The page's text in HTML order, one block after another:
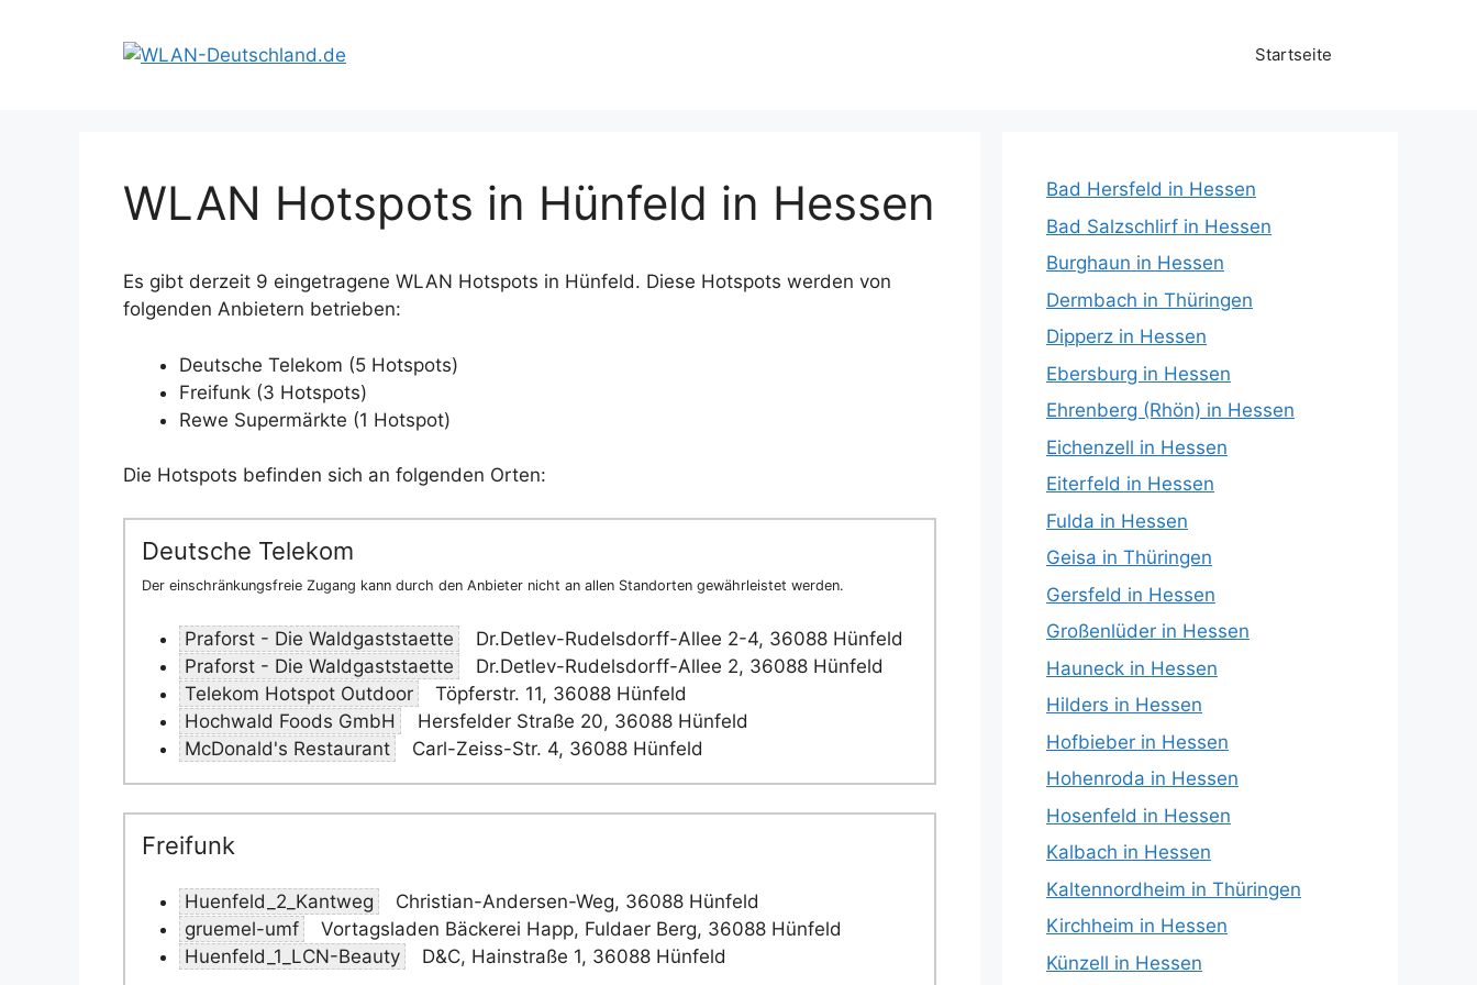
Startseite
WLAN Hotspots in Hünfeld in Hessen
Es gibt derzeit 9 eingetragene WLAN Hotspots in Hünfeld. Diese Hotspots werden von
folgenden Anbietern betrieben:
Deutsche Telekom (5 Hotspots)
Freifunk (3 Hotspots)
Rewe Supermärkte (1 Hotspot)
Die Hotspots befinden sich an folgenden Orten:
Deutsche Telekom
Der einschränkungsfreie Zugang kann durch den Anbieter nicht an allen Standorten gewährleistet werden.
Praforst - Die Waldgaststaette
Dr.Detlev-Rudelsdorff-Allee 2-4, 36088 Hünfeld
Praforst - Die Waldgaststaette
Dr.Detlev-Rudelsdorff-Allee 2, 36088 Hünfeld
Telekom Hotspot Outdoor
Töpferstr. 11, 36088 Hünfeld
Hochwald Foods GmbH
Hersfelder Straße 20, 36088 Hünfeld
McDonald's Restaurant
Carl-Zeiss-Str. 4, 36088 Hünfeld
Freifunk
Huenfeld_2_Kantweg
Christian-Andersen-Weg, 36088 Hünfeld
gruemel-umf
Vortagsladen Bäckerei Happ, Fuldaer Berg, 36088 Hünfeld
Huenfeld_1_LCN-Beauty
D&C, Hainstraße 1, 36088 Hünfeld
Bad Hersfeld in Hessen
Bad Salzschlirf in Hessen
Burghaun in Hessen
Dermbach in Thüringen
Dipperz in Hessen
Ebersburg in Hessen
Ehrenberg (Rhön) in Hessen
Eichenzell in Hessen
Eiterfeld in Hessen
Fulda in Hessen
Geisa in Thüringen
Gersfeld in Hessen
Großenlüder in Hessen
Hauneck in Hessen
Hilders in Hessen
Hofbieber in Hessen
Hohenroda in Hessen
Hosenfeld in Hessen
Kalbach in Hessen
Kaltennordheim in Thüringen
Kirchheim in Hessen
Künzell in Hessen